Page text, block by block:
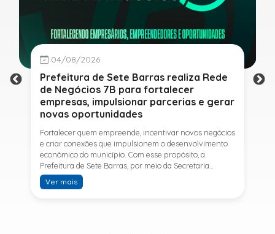
04/08/2026
Prefeitura de Sete Barras realiza Rede
de Negócios 7B para fortalecer
empresas, impulsionar parcerias e gerar
novas oportunidades
Fortalecer quem empreende, incentivar novos negócios
e criar conexões que impulsionem o desenvolvimento
econômico do município. Com esse propósito, a
Prefeitura de Sete Barras, por meio da Secretaria
Municipal de Turismo e Desenvolvimento Econômico,
promove na próxima terça-feira (11) a Rede de Negócios
Ver mais